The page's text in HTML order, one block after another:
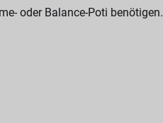
oder Balance-Poti benötigen.